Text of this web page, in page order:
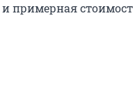
и примерная